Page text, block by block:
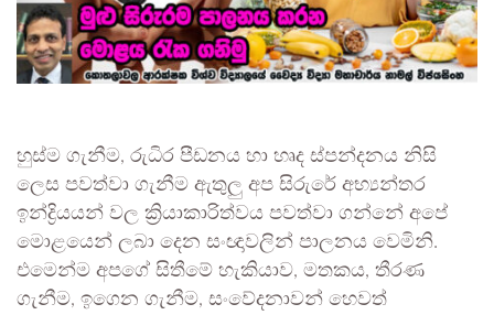
හුස්ම ගැනීම, රුධිර පීඩනය හා හෘද ස්පන්දනය නිසි
ලෙස පවත්වා ගැනීම ඇතුලු අප සිරුරේ අභ්‍යන්තර
ඉන්ද්‍රියයන් වල ක්‍රියාකාරිත්වය පවත්වා ගන්නේ අපේ
මොළයෙන් ලබා දෙන සංඥාවලින් පාලනය වෙමිනි.
එමෙන්ම අපගේ සිතීමේ හැකියාව, මතකය, තීරණ
ගැනීම, ඉගෙන ගැනීම, සංවේදනාවන් හෙවත්